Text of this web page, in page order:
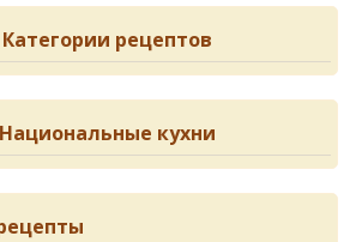
Категории рецептов
Национальные кухни